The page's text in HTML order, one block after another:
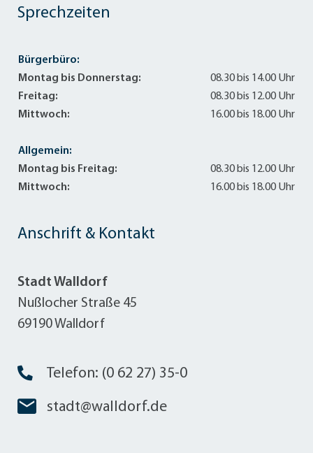
Anschrift & Kontakt
Stadt Walldorf
Nußlocher Straße 45
69190 Walldorf
Telefon: (0 62 27) 35-0
stadt@walldorf.de
Sprechzeiten
Bürgerbüro:
Montag bis Donnerstag:
08.30 bis 14.00 Uhr
Freitag:
08.30 bis 12.00 Uhr
Mittwoch:
16.00 bis 18.00 Uhr
Allgemein:
Montag bis Freitag:
08.30 bis 12.00 Uhr
Mittwoch:
16.00 bis 18.00 Uhr